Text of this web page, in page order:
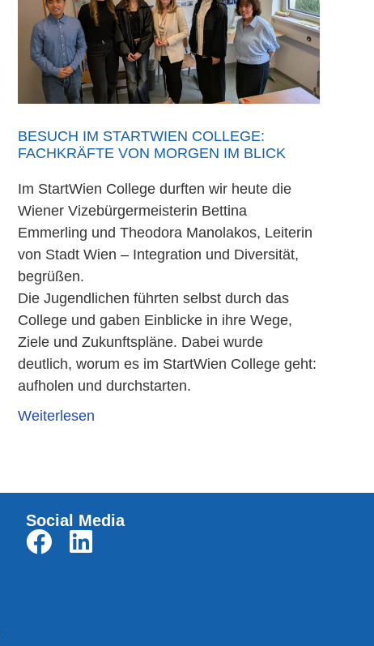
BESUCH IM STARTWIEN COLLEGE:
FACHKRÄFTE VON MORGEN IM BLICK
Im StartWien College durften wir heute die
Wiener Vizebürgermeisterin Bettina
Emmerling und Theodora Manolakos, Leiterin
von Stadt Wien – Integration und Diversität,
begrüßen.
Die Jugendlichen führten selbst durch das
College und gaben Einblicke in ihre Wege,
Ziele und Zukunftspläne. Dabei wurde
deutlich, worum es im StartWien College geht:
aufholen und durchstarten.
Weiterlesen
Social Media